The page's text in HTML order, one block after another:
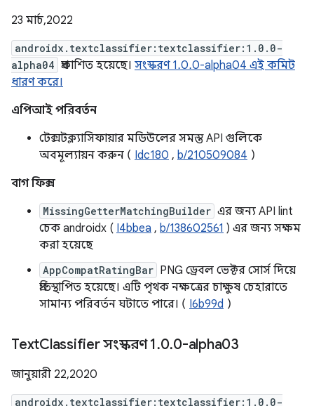
23 মার্চ, 2022
androidx.textclassifier:textclassifier:1.0.0-
alpha04 প্রকাশিত হয়েছে। সংস্করণ 1.0.0-alpha04 এই কমিট
ধারণ করে।
এপিআই পরিবর্তন
টেক্সটক্ল্যাসিফায়ার মডিউলের সমস্ত API গুলিকে
অবমূল্যায়ন করুন ( Idc180 , b/210509084 )
বাগ ফিক্স
MissingGetterMatchingBuilder এর জন্য API lint
চেক androidx ( I4bbea , b/138602561 ) এর জন্য সক্ষম
করা হয়েছে
AppCompatRatingBar PNG ড্রেবল ভেক্টর সোর্স দিয়ে
প্রতিস্থাপিত হয়েছে। এটি পৃথক নক্ষত্রের চাক্ষুষ চেহারাতে
সামান্য পরিবর্তন ঘটাতে পারে। ( I6b99d )
TextClassifier সংস্করণ 1.0.0-alpha03
জানুয়ারী 22, 2020
androidx.textclassifier:textclassifier:1.0.0-